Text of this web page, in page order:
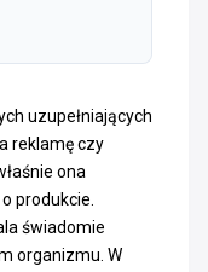
uzupełniających
reklamę czy
ona
produkcie.
świadomie
organizmu. W